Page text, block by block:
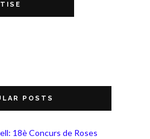
POSTS
18è Concurs de Roses